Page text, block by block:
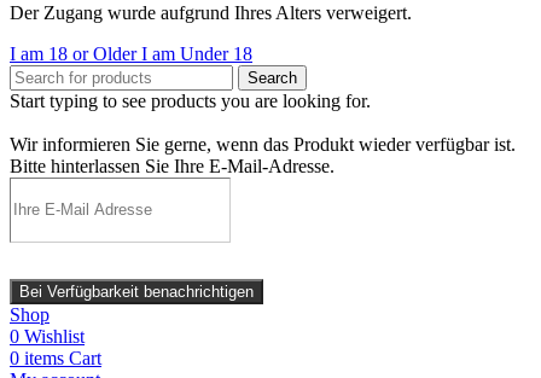
Der Zugang wurde aufgrund Ihres Alters verweigert.
I am 18 or OlderI am Under 18
Search
Start typing to see products you are looking for.
Wir informieren Sie gerne, wenn das Produkt wieder verfügbar ist.
Bitte hinterlassen Sie Ihre E-Mail-Adresse.
Bei Verfügbarkeit benachrichtigen
Shop
0 Wishlist
0 items Cart